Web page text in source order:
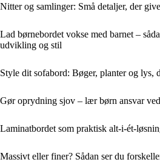
Nitter og samlinger: Små detaljer, der
Lad børnebordet vokse med barnet –
udvikling og stil
Style dit sofabord: Bøger, planter og lys,
Gør oprydning sjov – lær børn ansvar
Laminatbordet som praktisk alt-i-ét-
Massivt eller finer? Sådan ser du